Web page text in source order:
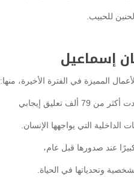
للحبيب.
إسماعيل
المميزة في الفترة الأخيرة، منها:
تعليق إيجابي
التي يواجهها الإنسان.
عند صدورها قبل عام،
وتحدياتها في الحياة.